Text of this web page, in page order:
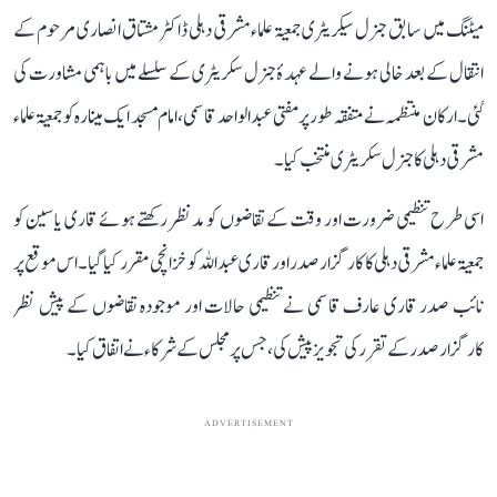
میٹنگ میں سابق جنرل سیکریٹری جمعیۃ علماء مشرقی دہلی ڈاکٹر مشتاق انصاری مرحوم کے
انتقال کے بعد خالی ہونے والے عہدۂ جنرل سکریٹری کے سلسلے میں باہمی مشاورت کی
گئی۔ ارکان منتظمہ نے متفقہ طور پر مفتی عبد الواحد قاسمی، امام مسجد ایک مینارہ کو جمعیۃ علماء
مشرقی دہلی کا جنرل سکریٹری منتخب کیا۔
اسی طرح تنظیمی ضرورت اور وقت کے تقاضوں کو مدنظر رکھتے ہوئے قاری یاسین کو
جمعیۃ علماء مشرقی دہلی کا کارگزار صدر اور قاری عبد اللہ کو خزانچی مقرر کیا گیا۔ اس موقع پر
نائب صدر قاری عارف قاسمی نے تنظیمی حالات اور موجودہ تقاضوں کے پیش نظر
کارگزار صدر کے تقرر کی تجویز پیش کی، جس پر مجلس کے شرکاء نے اتفاق کیا۔
ADVERTISEMENT